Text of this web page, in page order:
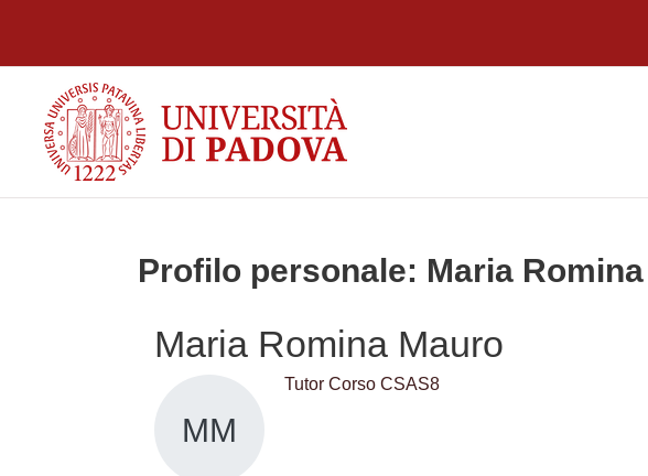
Profilo personale: Maria
Maria Romina Mauro
MM
Tutor Corso CSAS8